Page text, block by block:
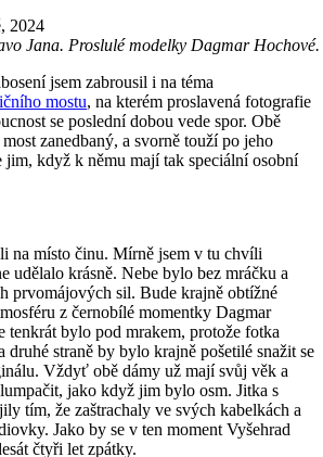
Jana. Proslulé modelky Dagmar Hochové.
jsem zabrousil i na téma
mostu, na kterém proslavená fotografie
se poslední dobou vede spor. Obě
zanedbaný, a svorně touží po jeho
jim, když k němu mají tak speciální osobní
na místo činu. Mírně jsem v tu chvíli
udělalo krásně. Nebe bylo bez mráčku a
prvomájových sil. Bude krajně obtížné
z černobílé momentky Dagmar
tenkrát bylo pod mrakem, protože fotka
druhé straně by bylo krajně pošetilé snažit se
Vždyť obě dámy už mají svůj věk a
jako když jim bylo osm. Jitka s
tím, že zaštrachaly ve svých kabelkách a
Jako by se v ten moment Vyšehrad
čtyři let zpátky.